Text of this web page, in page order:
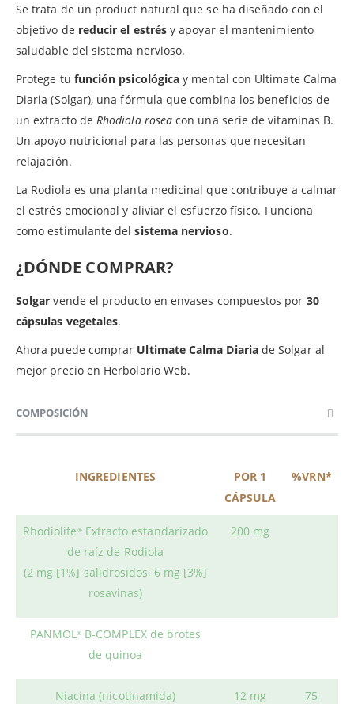
Se trata de un product natural que se ha diseñado con el
objetivo de reducir el estrés y apoyar el mantenimiento
saludable del sistema nervioso.
Protege tu función psicológica y mental con Ultimate Calma
Diaria (Solgar), una fórmula que combina los beneficios de
un extracto de Rhodiola rosea con una serie de vitaminas B.
Un apoyo nutricional para las personas que necesitan
relajación.
La Rodiola es una planta medicinal que contribuye a calmar
el estrés emocional y aliviar el esfuerzo físico. Funciona
como estimulante delsistema nervioso.
¿DÓNDE COMPRAR?
Solgar vende el producto en envases compuestos por 30
cápsulas vegetales.
Ahora puede comprar Ultimate Calma Diariade Solgar al
mejor precio en Herbolario Web.
COMPOSICIÓN
INGREDIENTES
POR 1
CÁPSULA
%VRN*
Rhodiolife ®Extracto estandarizado
de raíz de Rodiola
(2 mg [1%] salidrosidos, 6 mg [3%]
rosavinas)
200 mg
PANMOL ® B-COMPLEX de brotes
de quinoa
Niacina (nicotinamida) 12 mg 75